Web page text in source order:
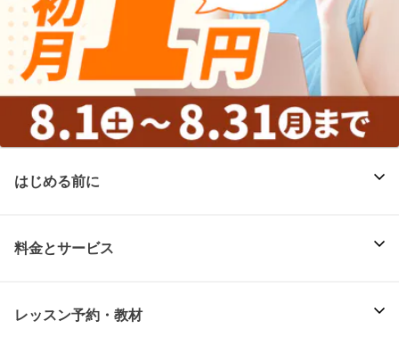
はじめる前に
料金とサービス
レッスン予約・教材